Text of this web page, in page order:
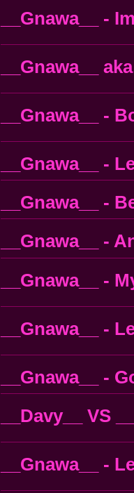
__Gnawa__ -
__Gnawa__
__Gnawa__ -
__Gnawa__ -
__Gnawa__ -
__Gnawa__ -
__Gnawa__ -
__Gnawa__ -
__Gnawa__ -
__Davy__ VS
__Gnawa__ -